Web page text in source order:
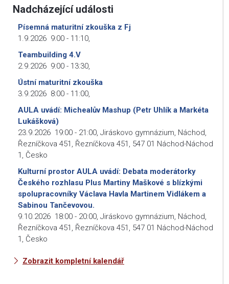
Nadcházející události
Písemná maturitní zkouška z Fj
1.9.2026 9:00 - 11:10,
Teambuilding 4.V
2.9.2026 9:00 - 13:30,
Ústní maturitní zkouška
3.9.2026 8:00 - 11:00,
AULA uvádí: Michealův Mashup (Petr Uhlík a Markéta
Lukášková)
23.9.2026 19:00 - 21:00, Jiráskovo gymnázium, Náchod,
Řezníčkova 451, Řezníčkova 451, 547 01 Náchod-Náchod
1, Česko
Kulturní prostor AULA uvádí: Debata moderátorky
Českého rozhlasu Plus Martiny Maškové s blízkými
spolupracovníky Václava Havla Martinem Vidlákem a
Sabinou Tančevovou.
9.10.2026 18:00 - 20:00, Jiráskovo gymnázium, Náchod,
Řezníčkova 451, Řezníčkova 451, 547 01 Náchod-Náchod
1, Česko
Zobrazit kompletní kalendář